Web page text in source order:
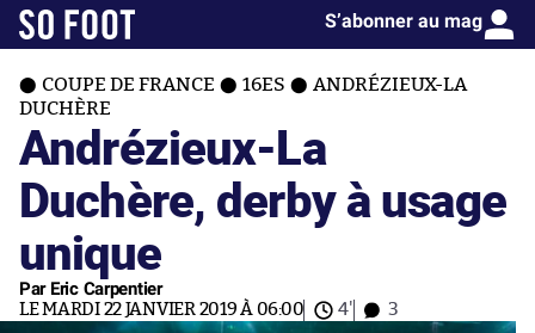
S’abonner au mag
COUPE DE FRANCE 16ES
ANDRÉZIEUX-LA
DUCHÈRE
Andrézieux-La
Duchère, derby à usage
unique
Par Eric Carpentier
LE MARDI 22 JANVIER 2019 À 06:00 4' 3